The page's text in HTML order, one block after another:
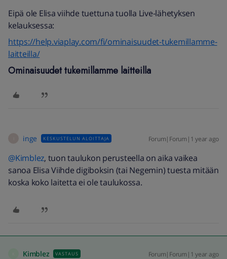
Eipä ole Elisa viihde tuettuna tuolla Live-lähetyksen
kelauksessa:
https://help.viaplay.com/fi/ominaisuudet-tukemillamme-
laitteilla/
Ominaisuudet tukemillamme laitteilla
inge KESKUSTELUN ALOITTAJA Forum|Forum|1 year ago
@Kimblez, tuon taulukon perusteella on aika vaikea
sanoa Elisa Viihde digiboksin (tai Negemin) tuesta mitään
koska koko laitetta ei ole taulukossa.
Kimblez VASTAUS Forum|Forum|1 year ago